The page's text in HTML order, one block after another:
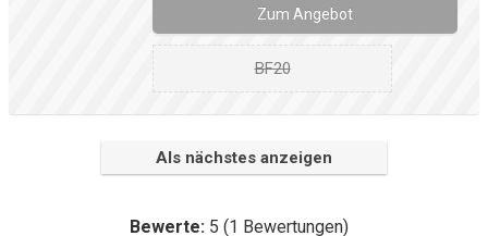
Zum Angebot
BF20
Als nächstes anzeigen
Bewerte: 5 (1 Bewertungen)